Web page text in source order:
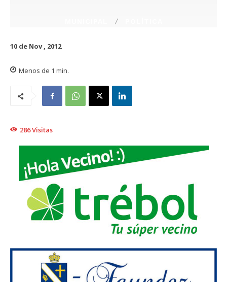
10 de Nov , 2012
Menos de 1 min.
286Visitas